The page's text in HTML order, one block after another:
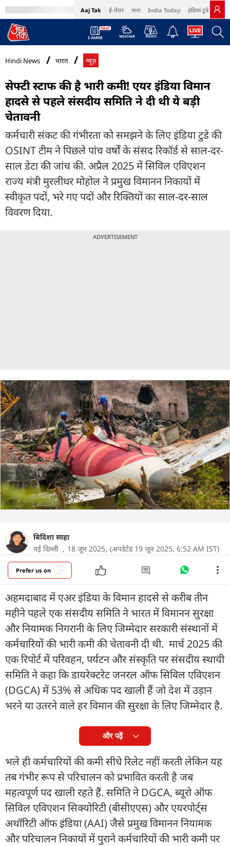
Aaj Tak ई-पेपर বাংলা India Today इंडिया टुडे हिंदी
MumbaiTak Cosmopolitan Harper's Bazaar Northeast
Hindi News भारत न्यूज़
सेफ्टी स्टाफ की है भारी कमी! एयर इंडिया विमान
हादसे से पहले संसदीय समिति ने दी थी ये बड़ी
चेतावनी
कर्मचारी संकट की गंभीरता को समझने के लिए इंडिया टुडे की
OSINT टीम ने पिछले पांच वर्षों के संसद रिकॉर्ड से साल-दर-
साल डेटा की जांच की. अप्रैल 2025 में सिविल एविएशन
राज्य मंत्री मुरलीधर मोहोल ने प्रमुख विमानन निकायों में
स्वीकृत पदों, भरे गए पदों और रिक्तियों का साल-दर-साल
विवरण दिया.
ADVERTISEMENT
बिदिशा साहा
नई दिल्ली , 18 जून 2025, (अपडेटेड 19 जून 2025, 6:52 AM IST)
Prefer us on
अहमदाबाद में एअर इंड‍िया के विमान हादसे से करीब तीन
महीने पहले एक संसदीय समिति ने भारत में विमानन सुरक्षा
और नियामक निगरानी के लिए जिम्मेदार सरकारी संस्थानों में
कर्मचारियों की भारी कमी की चेतावनी दी थी. मार्च 2025 की
एक रिपोर्ट में परिवहन, पर्यटन और संस्कृति पर संसदीय स्थायी
समिति ने कहा कि डायरेक्टरेट जनरल ऑफ सिविल एविएशन
(DGCA) में 53% से अधिक पद खाली हैं जो देश में उड़ान
भरने या उतरने वाले हर विमान की सुरक्षा के लिए जिम्मेदार है.
और पढ़ें
भले ही कर्मचारियों की कमी सीधे र‍िलेट नहीं करती लेकिन यह
तब गंभीर रूप से परिचालन को प्रभावित करती है जब
महत्वपूर्ण पद खाली रहते हैं. समिति ने DGCA, ब्यूरो ऑफ
सिविल एविएशन सिक्योरिटी (बीसीएएस) और एयरपोर्ट्स
अथॉरिटी ऑफ इंडिया (AAI) जैसे प्रमुख विमानन नियामक
और परिचालन निकायों में पुराने कर्मचारियों की भारी कमी पर